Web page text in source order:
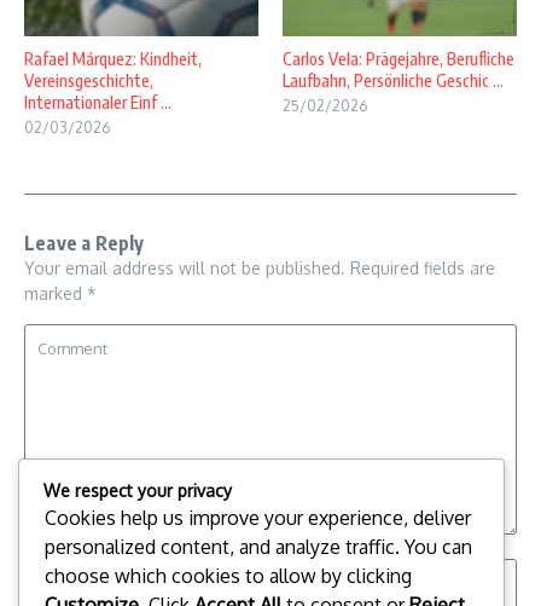
Rafael Márquez: Kindheit,
Vereinsgeschichte,
Internationaler Einf ...
02/03/2026
Carlos Vela: Prägejahre, Berufliche
Laufbahn, Persönliche Geschic ...
25/02/2026
Leave a Reply
Your email address will not be published. Required fields are
marked *
We respect your privacy
Cookies help us improve your experience, deliver
personalized content, and analyze traffic. You can
choose which cookies to allow by clicking